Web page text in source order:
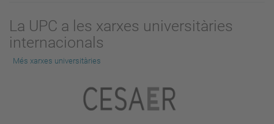
La UPC a les xarxes universitàries
internacionals
Més xarxes universitàries